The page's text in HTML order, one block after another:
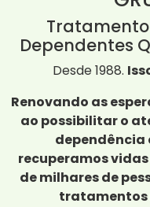
Dependentes
Desde 1988.
Renovando as
ao possibilitar o
dependência
recuperamos
de milhares de
tratamentos